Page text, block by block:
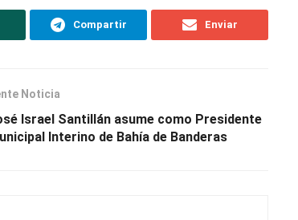
Compartir Enviar
Noticia
Israel Santillán asume como Presidente
Interino de Bahía de Banderas